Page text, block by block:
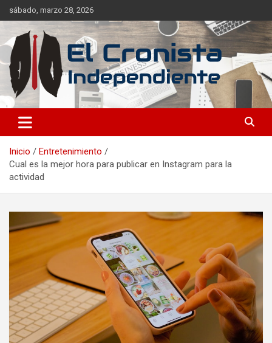
sábado, marzo 28, 2026
El Cronista Independiente
Noticias frescas de tus temáticas favoritas, sin dependencia de
ideales.
Inicio
Entretenimiento
Cual es la mejor hora para publicar en Instagram para la
actividad